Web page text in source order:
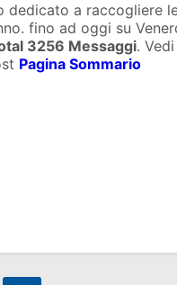
dedicato a raccogliere
fino ad oggi su
3256 Messaggi.
Pagina Sommario